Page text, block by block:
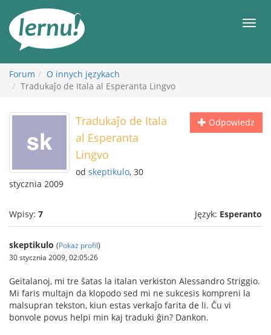
Forum
O innych językach
Tradukaĵo de Itala al Esperanta Lingvo
Odpowiedz
Tradukaĵo de Itala
al Esperanta
Lingvo
od skeptikulo, 30
stycznia 2009
Wpisy: 7 Język: Esperanto
skeptikulo (Pokaż profil)
30 stycznia 2009, 02:05:26
Geitalanoj, mi tre ŝatas la italan verkiston Alessandro Striggio.
Mi faris multajn da klopodo sed mi ne sukcesis kompreni la
malsupran tekston, kiun estas verkaĵo farita de li. Ĉu vi
bonvole povus helpi min kaj traduki ĝin? Dankon.